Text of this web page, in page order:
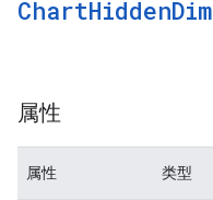
ChartHidden
属性
属性 类型